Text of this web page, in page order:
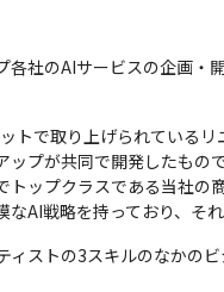
社のAIサービスの企画・
トで取り上げられている
ップが共同で開発したもの
トップクラスである当社の
AI戦略を持っており、そ
ストの3スキルのなかの